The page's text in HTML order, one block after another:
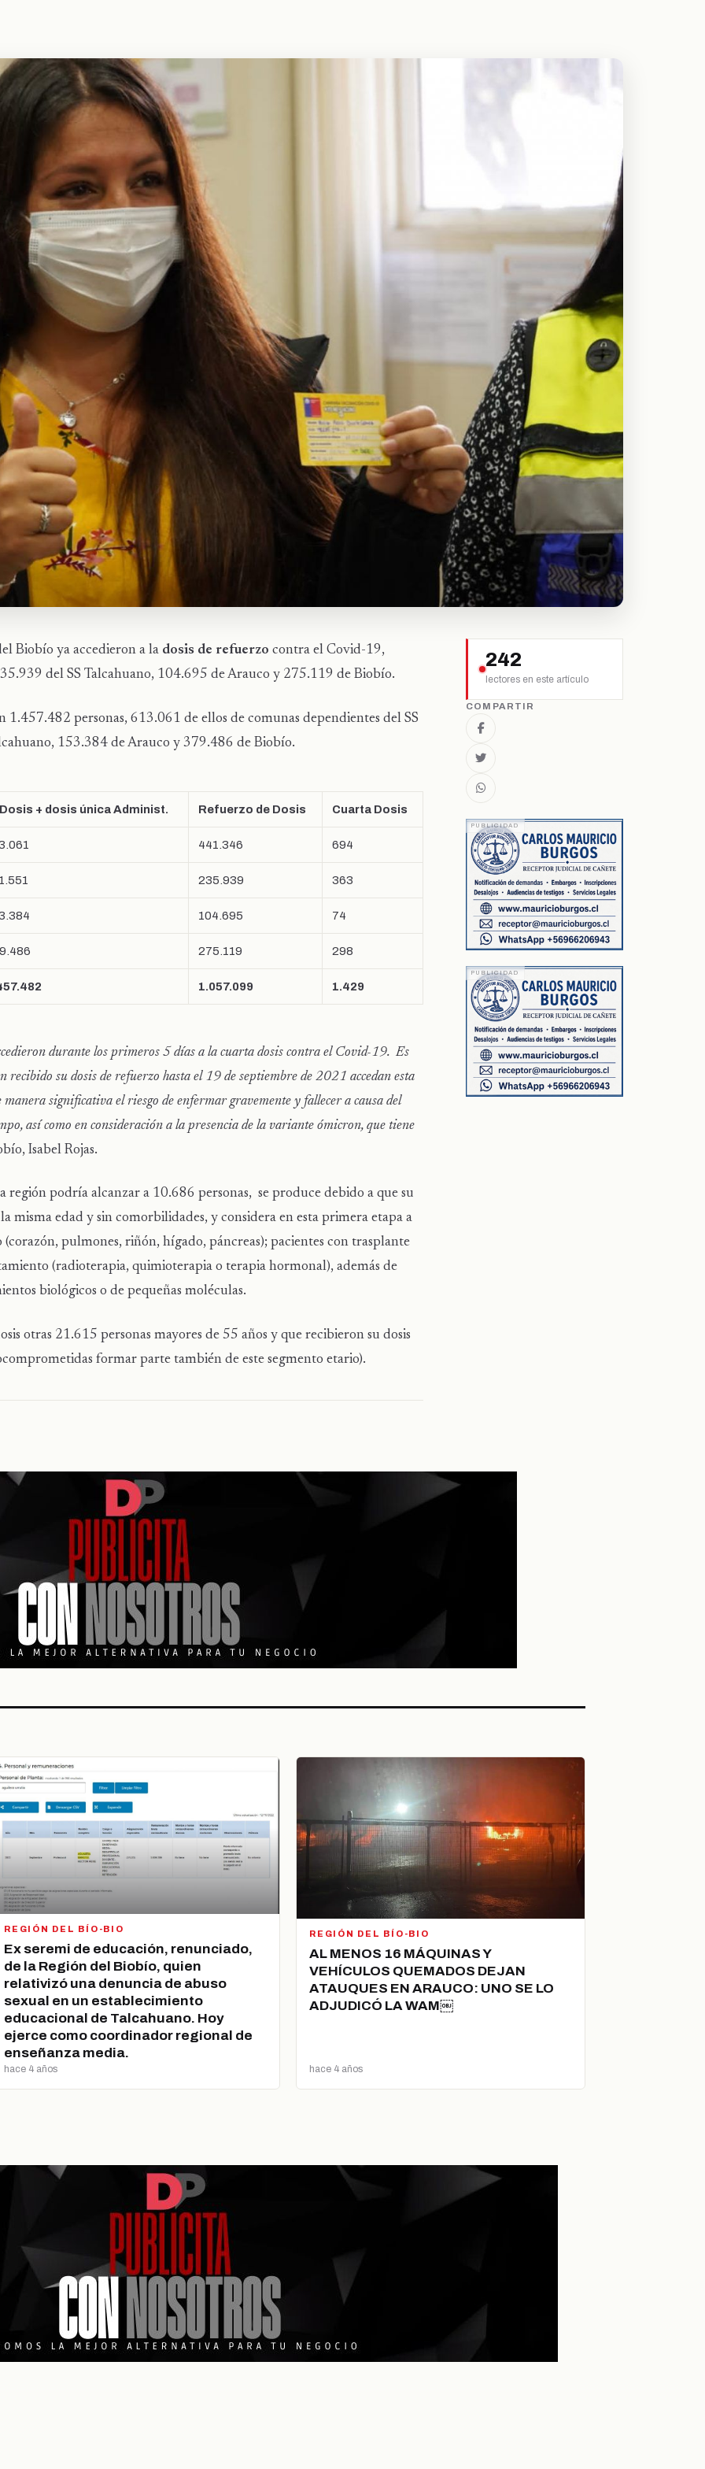
Biobío ya accedieron a la dosis de refuerzo contra el Covid-19,
del SS Talcahuano, 104.695 de Arauco y 275.119 de Biobío.
1.457.482 personas, 613.061 de ellos de comunas dependientes del SS
153.384 de Arauco y 379.486 de Biobío.
Dosis + dosis única Administ. Refuerzo de Dosis Cuarta Dosis
441.346 694
235.939 363
104.695 74
275.119 298
1.057.099 1.429
durante los primeros 5 días a la cuarta dosis contra el Covid-19. Es
su dosis de refuerzo hasta el 19 de septiembre de 2021 accedan esta
significativa el riesgo de enfermar gravemente y fallecer a causa del
así como en consideración a la presencia de la variante ómicron, que tiene
Isabel Rojas.
podría alcanzar a 10.686 personas, se produce debido a que su
misma edad y sin comorbilidades, y considera en esta primera etapa a
pulmones, riñón, hígado, páncreas); pacientes con trasplante
(radioterapia, quimioterapia o terapia hormonal), además de
biológicos o de pequeñas moléculas.
otras 21.615 personas mayores de 55 años y que recibieron su dosis
formar parte también de este segmento etario).
242
lectores en este artículo
COMPARTIR
REGIÓN DEL BÍO-BIO
Ex seremi de educación, renunciado,
de la Región del Biobío, quien
relativizó una denuncia de abuso
sexual en un establecimiento
educacional de Talcahuano. Hoy
ejerce como coordinador regional de
enseñanza media.
hace 4 años
REGIÓN DEL BÍO-BIO
AL MENOS 16 MÁQUINAS Y
VEHÍCULOS QUEMADOS DEJAN
ATAUQUES EN ARAUCO: UNO SE LO
ADJUDICÓ LA WAM￼
hace 4 años